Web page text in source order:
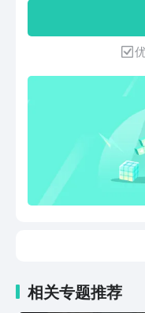
&刘
实主
都不
《大
《刀
脏
情》
死荣
《红
使命
奇》
《葵
染背
黎明
相关专题推荐